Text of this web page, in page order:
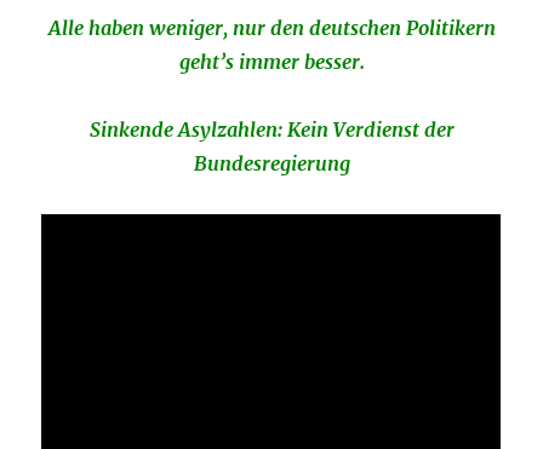
Alle haben weniger, nur den deutschen Politikern
geht’s immer besser.
Sinkende Asylzahlen: Kein Verdienst der
Bundesregierung